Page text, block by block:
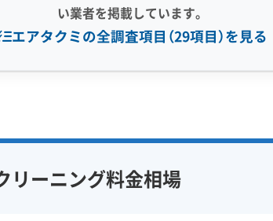
、特に夜間は冷たい空気が底にこもります
油煙が逃げにくい状態が続きます。
ベタ汚れ」へと変化します。
、簡易的な高圧洗浄では奥へと押し込まれ
い業者を掲載しています。
エアタクミの全調査項目（29項目）を見る
保証付き
アフターフォロー
アレルギー対策
ハウスダスト除去
定額料
リーニング料金相場